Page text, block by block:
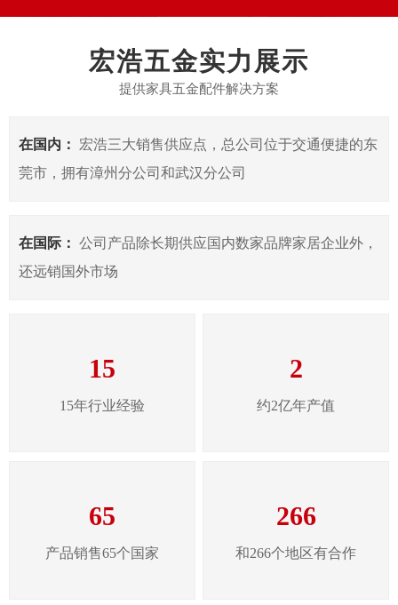
宏浩五金实力展示
提供家具五金配件解决方案
在国内：
宏浩三大销售供应点，总公司位于交通便捷的东
莞市，拥有漳州分公司和武汉分公司
在国际： 公司产品除长期供应国内数家品牌家居企业外，
还远销国外市场
15
15年行业经验
2
约2亿年产值
65
产品销售65个国家
266
和266个地区有合作